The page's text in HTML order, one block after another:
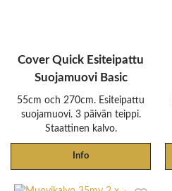
Cover Quick Esiteipattu
Suojamuovi Basic
55cm och 270cm. Esiteipattu
suojamuovi. 3 päivän teippi.
Staattinen kalvo.
Info